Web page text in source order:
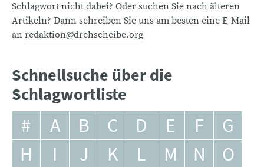
Schlagwort nicht dabei? Oder suchen Sie nach älteren
Artikeln? Dann schreiben Sie uns am besten eine E-Mail
an redaktion@drehscheibe.org
Schnellsuche über die
Schlagwortliste
# A B C D E F
G
H
I J K L M N
O